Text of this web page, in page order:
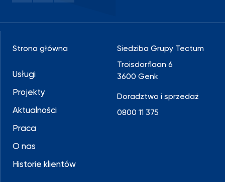
Strona główna
Usługi
Projekty
Aktualności
Praca
O nas
Historie klientów
Siedziba Grupy Tectum
Troisdorflaan 6
3600 Genk
Doradztwo i sprzedaż
0800 11 375